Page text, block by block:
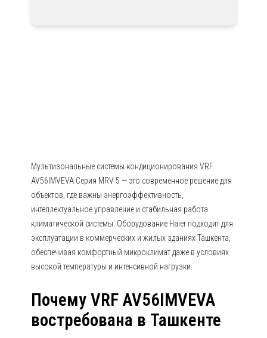
Мультизональные системы кондиционирования VRF
AV56IMVEVA Серия MRV 5 — это современное решение для
объектов, где важны энергоэффективность,
интеллектуальное управление и стабильная работа
климатической системы. Оборудование Haier подходит для
эксплуатации в коммерческих и жилых зданиях Ташкента,
обеспечивая комфортный микроклимат даже в условиях
высокой температуры и интенсивной нагрузки.
Почему VRF AV56IMVEVA
востребована в Ташкенте